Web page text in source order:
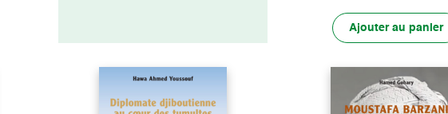
Ajouter au panier